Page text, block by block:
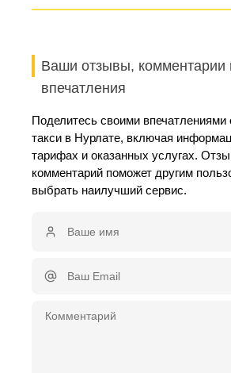
Ваши отзывы, комментарии
впечатления
Поделитесь своими впечатлениями
такси в Нурлате, включая
тарифах и оказанных услугах.
комментарий поможет другим
выбрать наилучший сервис.